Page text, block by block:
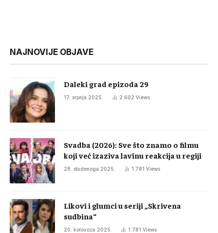
NAJNOVIJE OBJAVE
Daleki grad epizoda 29
17. srpnja 2025. 2.602 Views
Svadba (2026): Sve što znamo o filmu
koji već izaziva lavinu reakcija u regiji
28. studenoga 2025. 1.781 Views
Likovi i glumci u seriji „Skrivena
sudbina“
20. kolovoza 2025. 1.781 Views